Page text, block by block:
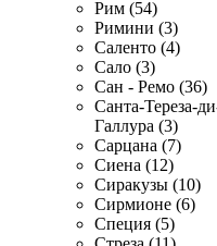
Рим (54)
Римини (3)
Саленто (4)
Сало (3)
Сан - Ремо (36)
Санта-Тереза-
Галлура (3)
Сарцана (7)
Сиена (12)
Сиракузы (10)
Сирмионе (6)
Специя (5)